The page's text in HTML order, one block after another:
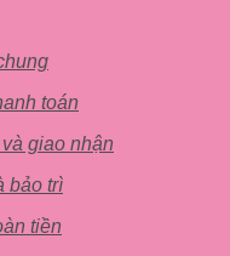
toán
giao nhận
bảo trì
tiền